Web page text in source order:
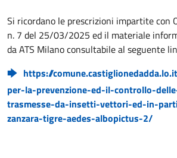
Si ricordano le prescrizioni impartite con
n. 7 del 25/03/2025 ed il materiale
da ATS Milano consultabile al seguente
https://
per-la-prevenzione-ed-il-controllo-
trasmesse-da-insetti-vettori-ed-in-
zanzara-tigre-aedes-albopictus-2/